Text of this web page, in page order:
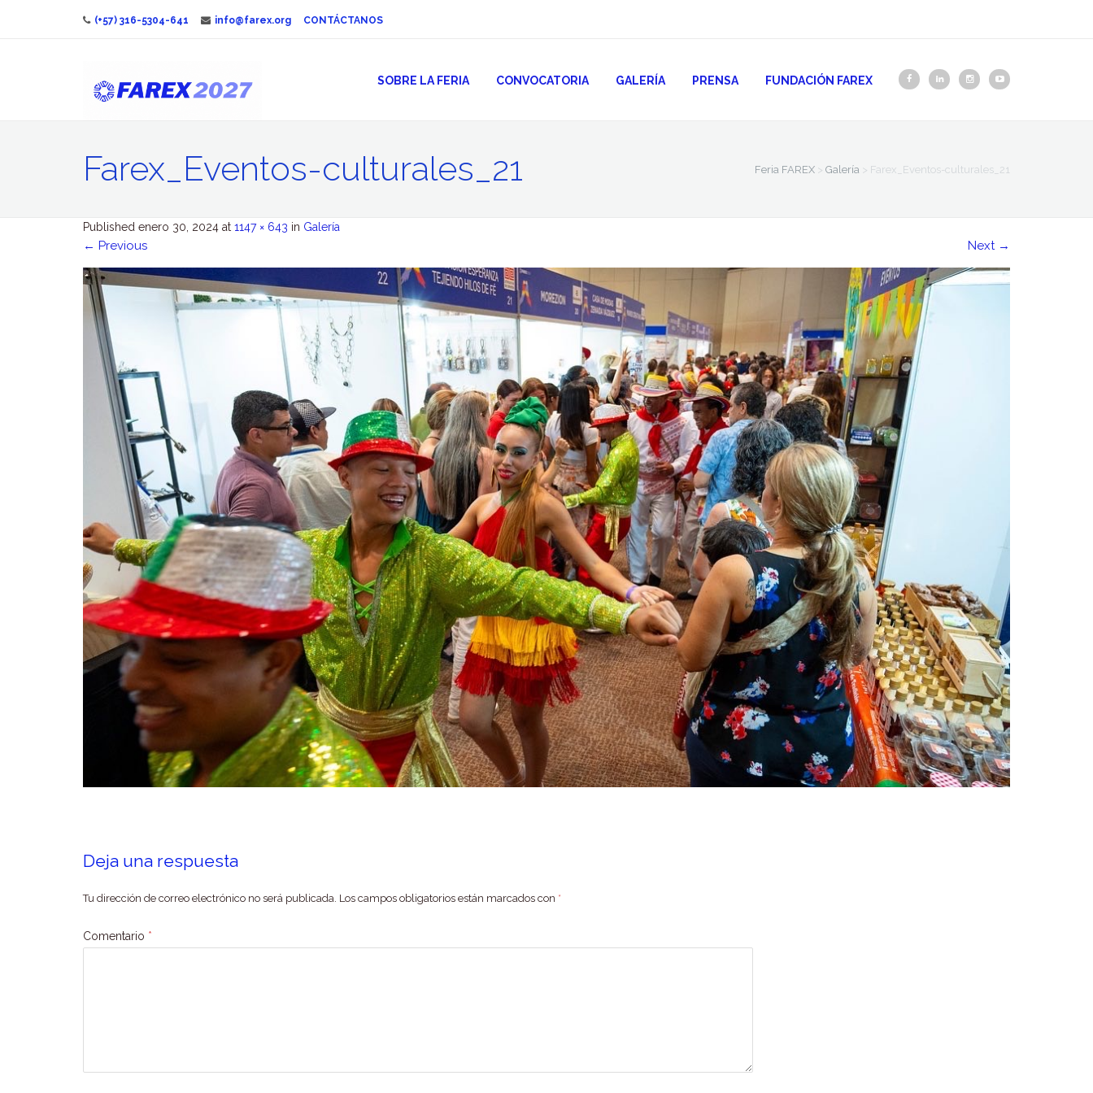
(+57) 316-5304-641 info@farex.org CONTÁCTANOS
SOBRE LA FERIA CONVOCATORIA GALERÍA PRENSA FUNDACIÓN FAREX
Farex_Eventos-culturales_21 Feria FAREX > Galería > Farex_Eventos-culturales_21
Published enero 30, 2024 at 1147 × 643 in Galería
← Previous Next →
Deja una respuesta
Tu dirección de correo electrónico no será publicada. Los campos obligatorios están marcados con *
Comentario *